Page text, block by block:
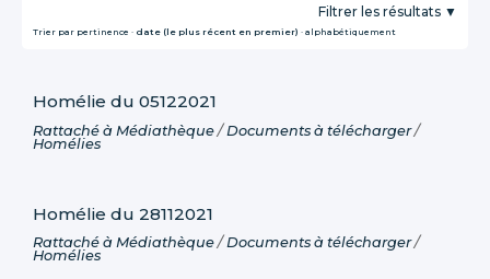
Filtrer les résultats
Trier par pertinence · date (le plus récent en premier) · alphabétiquement
Homélie du 05122021
Rattaché à Médiathèque / Documents à télécharger /
Homélies
Homélie du 28112021
Rattaché à Médiathèque /Documents à télécharger /
Homélies